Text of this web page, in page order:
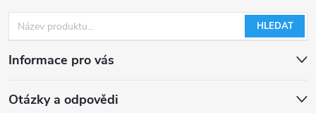
HLEDAT
Informace pro vás
Otázky a odpovědi